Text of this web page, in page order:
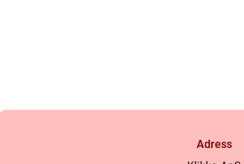
Adress